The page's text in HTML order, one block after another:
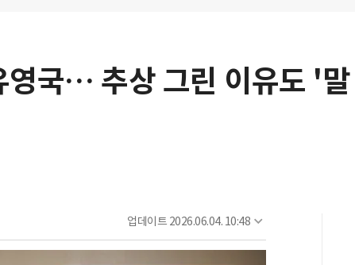
영국… 추상 그린 이유도 '
업데이트 2026.06.04. 10:48